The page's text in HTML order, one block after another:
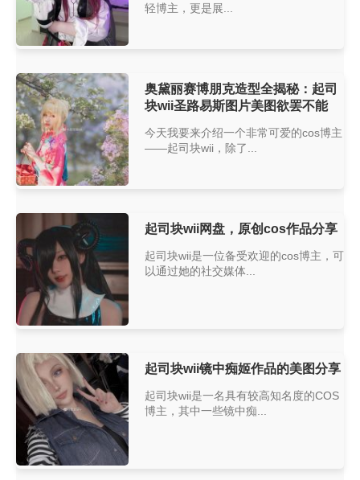
轻博主，更是展...
奥黛丽赛博朋克造型全揭秘：起司
块wii圣路易斯图片美图欲罢不能
今天我要来介绍一个非常可爱的cos博主
——起司块wii，除了...
起司块wii网盘，原创cos作品分享
起司块wii是一位备受欢迎的cos博主，可
以通过她的社交媒体...
起司块wii镜中痴姬作品的美图分享
起司块wii是一名具有较高知名度的COS
博主，其中一些镜中痴...